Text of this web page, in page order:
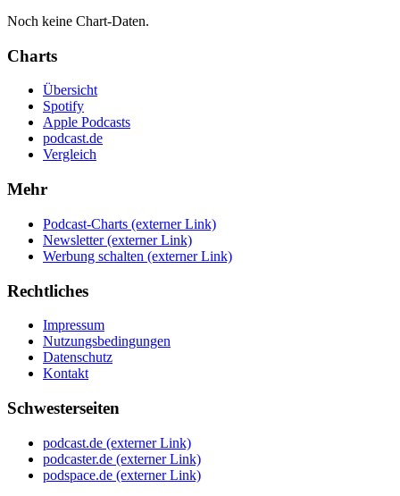
Noch keine Chart-Daten.
Charts
Übersicht
Spotify
Apple Podcasts
podcast.de
Vergleich
Mehr
Podcast-Charts (externer Link)
Newsletter (externer Link)
Werbung schalten (externer Link)
Rechtliches
Impressum
Nutzungsbedingungen
Datenschutz
Kontakt
Schwesterseiten
podcast.de (externer Link)
podcaster.de (externer Link)
podspace.de (externer Link)